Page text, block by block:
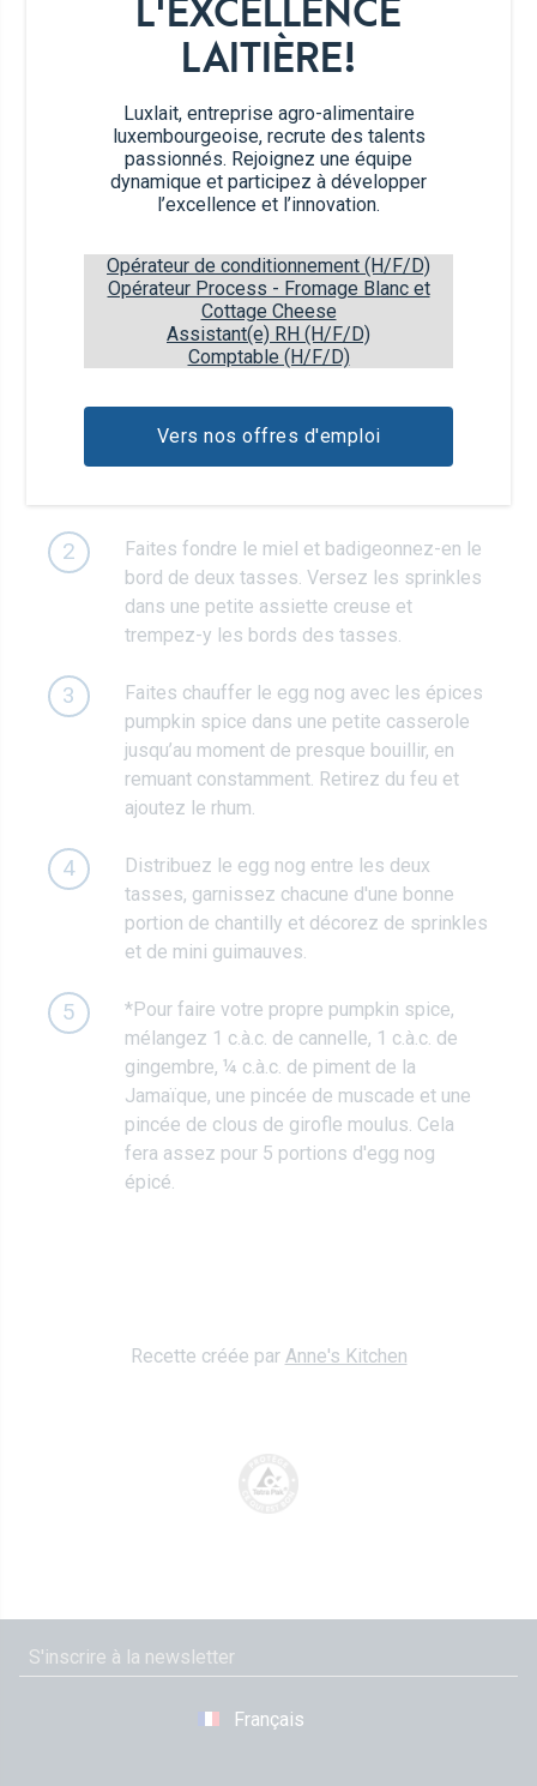
L'EXCELLENCE
LAITIÈRE!
Luxlait, entreprise agro-alimentaire
luxembourgeoise, recrute des talents
passionnés. Rejoignez une équipe
dynamique et participez à développer
l’excellence et l’innovation.
Opérateur de conditionnement (H/F/D)
Opérateur Process - Fromage Blanc et
Cottage Cheese
Assistant(e) RH (H/F/D)
Comptable (H/F/D)
Vers nos offres d'emploi
pincée de fève tonka râpée
de miel
Sprinkles
Mini guimauves
Étapes de préparation
Fouettez la crème fraîche liquide avec le
sucre glace et la fève tonka râpée en
chantilly. Transférez le tout dans une poche
à douille munie d'une douille en forme
2
Faites fondre le miel et badigeonnez-en le
bord de deux tasses. Versez les sprinkles
dans une petite assiette creuse et
trempez-y les bords des tasses.
3
Faites chauffer le egg nog avec les épices
pumpkin spice dans une petite casserole
jusqu’au moment de presque bouillir, en
remuant constamment. Retirez du feu et
ajoutez le rhum.
4
Distribuez le egg nog entre les deux
tasses, garnissez chacune d'une bonne
portion de chantilly et décorez de sprinkles
et de mini guimauves.
5
*Pour faire votre propre pumpkin spice,
mélangez 1 c.à.c. de cannelle, 1 c.à.c. de
gingembre, ¼ c.à.c. de piment de la
Jamaïque, une pincée de muscade et une
pincée de clous de girofle moulus. Cela
fera assez pour 5 portions d'egg nog
épicé.
Recette créée par Anne's Kitchen
Français